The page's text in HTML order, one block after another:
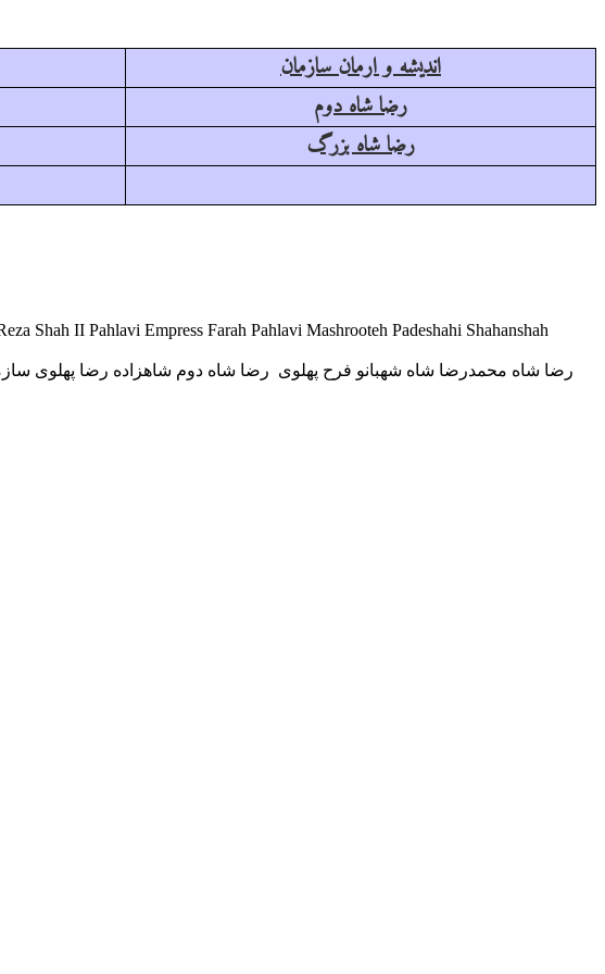
اندیشه و ارمان سازمان
رضا شاه دوم
رضا شاه بزرگ
Shah II Pahlavi Empress Farah Pahlavi Mashrooteh Padeshahi Shahanshah
رضا شاه محمدرضا شاه شهبانو فرح پهلوی رضا شاه دوم شاهزاده رضا پهلوی